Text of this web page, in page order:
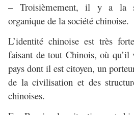
– Troisièmement, il y a la
organique de la société chinoise.
L’identité chinoise est très
faisant de tout Chinois, où
pays dont il est citoyen, un
de la civilisation et des
chinoises.